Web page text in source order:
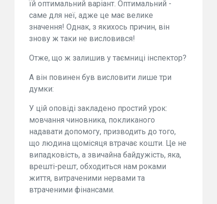
їй оптимальний варіант. Оптимальний -
саме для неї, адже це має велике
значення! Однак, з якихось причин, він
знову ж таки не висловився!
Отже, що ж залишив у таємниці інспектор?
А він повинен був висловити лише три
думки:
У цій оповіді закладено простий урок:
мовчання чиновника, покликаного
надавати допомогу, призводить до того,
що людина щомісяця втрачає кошти. Це не
випадковість, а звичайна байдужість, яка,
врешті-решт, обходиться нам роками
життя, витраченими нервами та
втраченими фінансами.